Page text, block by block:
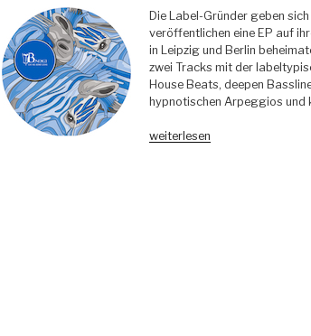
Die Label-Gründer geben
veröffentlichen eine EP auf
in Leipzig und Berlin
zwei Tracks mit der
House Beats, deepen
hypnotischen Arpeggios und
„Pornbugs
weiterlesen